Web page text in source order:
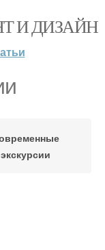
И ДИЗАЙН
экскурсии